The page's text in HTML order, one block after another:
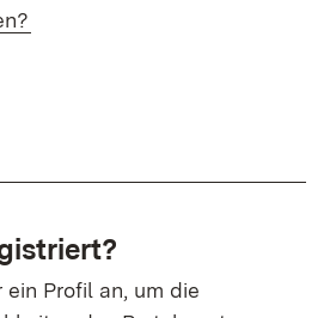
Profil an, um die